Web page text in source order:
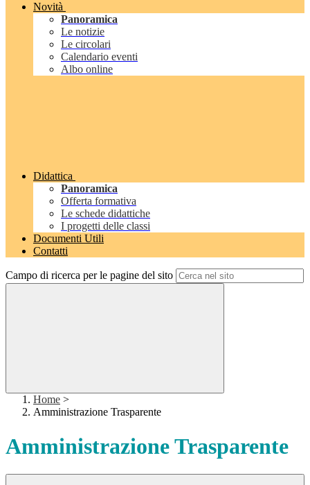
Novità
Panoramica
Le notizie
Le circolari
Calendario eventi
Albo online
Didattica
Panoramica
Offerta formativa
Le schede didattiche
I progetti delle classi
Documenti Utili
Contatti
Campo di ricerca per le pagine del sito
Home >
Amministrazione Trasparente
Amministrazione Trasparente